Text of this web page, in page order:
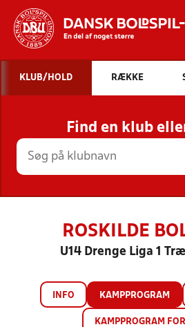
STILLINGER,
HOLD
KLUB/HOLD RÆKKE
Find en klub
ROSKILDE
U14 Drenge Liga 1
INFO KAMPPROGRAM
KAMPPROGRAM